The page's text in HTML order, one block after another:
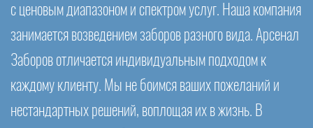
с ценовым диапазоном и спектром услуг. Наша компания
занимается возведением заборов разного вида. Арсенал
Заборов отличается индивидуальным подходом к
каждому клиенту. Мы не боимся ваших пожеланий и
нестандартных решений, воплощая их в жизнь. В